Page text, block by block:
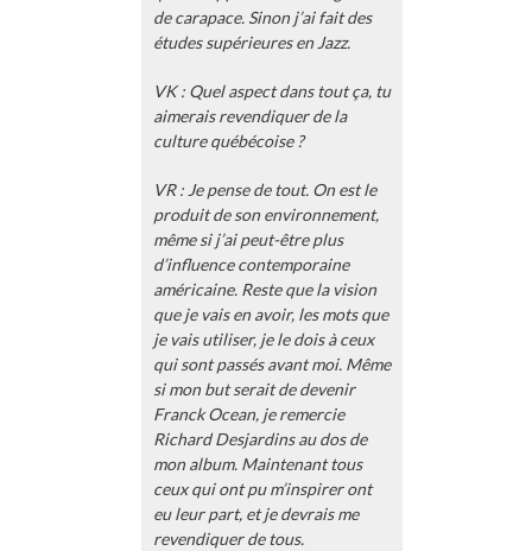
de carapace. Sinon j’ai fait des
études supérieures en Jazz.
VK : Quel aspect dans tout ça, tu
aimerais revendiquer de la
culture québécoise ?
VR : Je pense de tout. On est le
produit de son environnement,
même si j’ai peut-être plus
d’influence contemporaine
américaine. Reste que la vision
que je vais en avoir, les mots que
je vais utiliser, je le dois à ceux
qui sont passés avant moi. Même
si mon but serait de devenir
Franck Ocean, je remercie
Richard Desjardins au dos de
mon album. Maintenant tous
ceux qui ont pu m’inspirer ont
eu leur part, et je devrais me
revendiquer de tous.